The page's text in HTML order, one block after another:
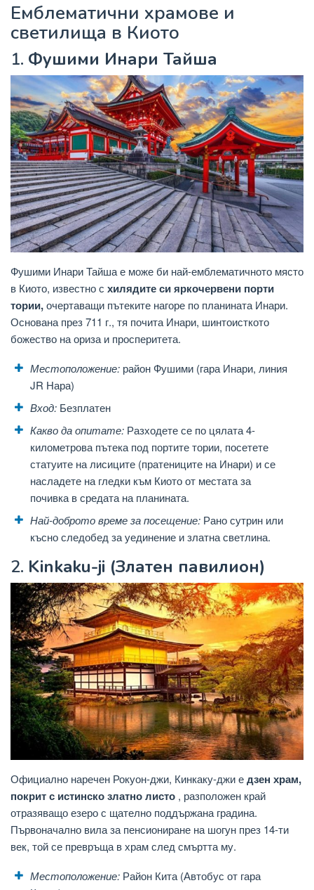
Емблематични храмове и
светилища в Киото
1. Фушими Инари Тайша
Фушими Инари Тайша е може би най-емблематичното място
в Киото, известно с хилядите си яркочервени порти
тории,очертаващи пътеките нагоре по планината Инари.
Основана през 711 г., тя почита Инари, шинтоисткото
божество на ориза и просперитета.
Местоположение: район Фушими (гара Инари, линия
JR Нара)
Вход: Безплатен
Какво да опитате: Разходете се по цялата 4-
километрова пътека под портите тории, посетете
статуите на лисиците (пратениците на Инари) и се
насладете на гледки към Киото от местата за
почивка в средата на планината.
Най-доброто време за посещение: Рано сутрин или
късно следобед за уединение и златна светлина.
2. Kinkaku-ji (Златен павилион)
Официално наречен Рокуон-джи, Кинкаку-джи едзен храм,
покрит с истинско златно листо , разположен край
отразяващо езеро с щателно поддържана градина.
Първоначално вила за пенсиониране на шогун през 14-ти
век, той се превръща в храм след смъртта му.
Местоположение: Район Кита (Автобус от гара